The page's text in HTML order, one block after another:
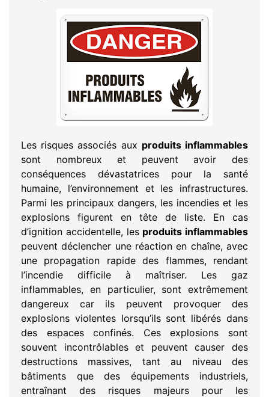
Les risques associés aux produits inflammables
sont nombreux et peuvent avoir des
conséquences dévastatrices pour la santé
humaine, l’environnement et les infrastructures.
Parmi les principaux dangers, les incendies et les
explosions figurent en tête de liste. En cas
d’ignition accidentelle, les produits inflammables
peuvent déclencher une réaction en chaîne, avec
une propagation rapide des flammes, rendant
l’incendie difficile à maîtriser. Les gaz
inflammables, en particulier, sont extrêmement
dangereux car ils peuvent provoquer des
explosions violentes lorsqu’ils sont libérés dans
des espaces confinés. Ces explosions sont
souvent incontrôlables et peuvent causer des
destructions massives, tant au niveau des
bâtiments que des équipements industriels,
entraînant des risques majeurs pour les